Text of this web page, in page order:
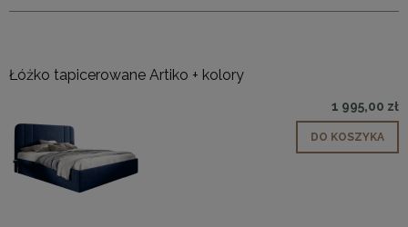
Łóżko tapicerowane Artiko + kolory
1 995,00 zł
DO KOSZYKA